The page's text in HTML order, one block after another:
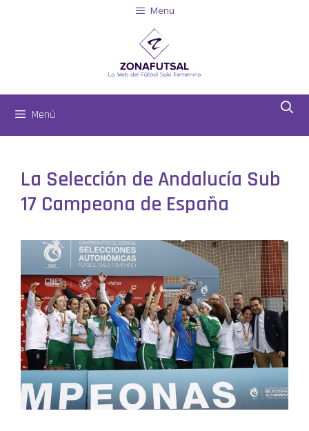
Menu
Menú
La Selección de Andalucía Sub
17 Campeona de España